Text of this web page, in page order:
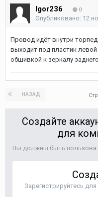
Igor236 0
Опубликовано: 12
Провод идёт внутри
выходит под пластик
обшивкой к зеркалу
НАЗАД
Создайте
для
Вы должны быть
Зарегистрируйтесь